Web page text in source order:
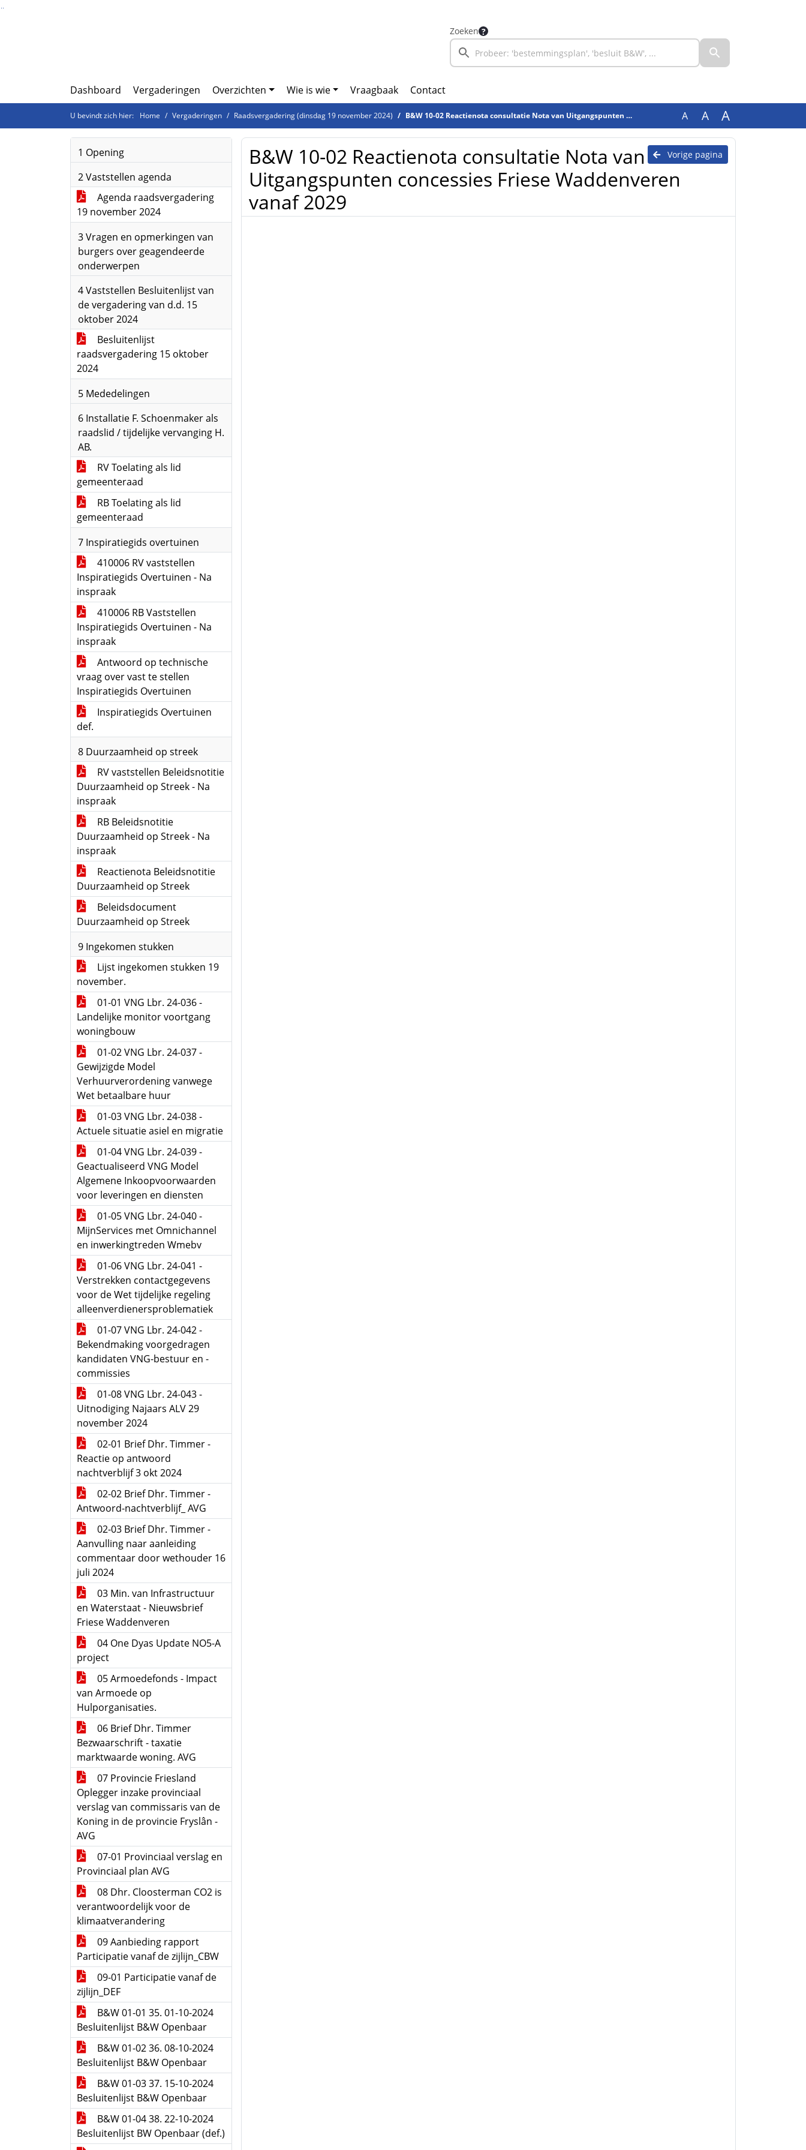
Zoeken
Dashboard Vergaderingen Overzichten Wie is wie Vraagbaak Contact
U bevindt zich hier: Home Vergaderingen Raadsvergadering (dinsdag 19 november 2024) B&W 10-02 Reactienota consultatie Nota van Uitgangspunten concessies Friese Waddenveren vanaf 2029 A A A
1 Opening
2 Vaststellen agenda
Agenda raadsvergadering
19 november 2024
3 Vragen en opmerkingen van
burgers over geagendeerde
onderwerpen
4 Vaststellen Besluitenlijst van
de vergadering van d.d. 15
oktober 2024
Besluitenlijst
raadsvergadering 15 oktober
2024
5 Mededelingen
6 Installatie F. Schoenmaker als
raadslid / tijdelijke vervanging H.
AB.
RV Toelating als lid
gemeenteraad
RB Toelating als lid
gemeenteraad
7 Inspiratiegids overtuinen
410006 RV vaststellen
Inspiratiegids Overtuinen - Na
inspraak
410006 RB Vaststellen
Inspiratiegids Overtuinen - Na
inspraak
Antwoord op technische
vraag over vast te stellen
Inspiratiegids Overtuinen
Inspiratiegids Overtuinen
def.
8 Duurzaamheid op streek
RV vaststellen Beleidsnotitie
Duurzaamheid op Streek - Na
inspraak
RB Beleidsnotitie
Duurzaamheid op Streek - Na
inspraak
Reactienota Beleidsnotitie
Duurzaamheid op Streek
Beleidsdocument
Duurzaamheid op Streek
9 Ingekomen stukken
Lijst ingekomen stukken 19
november.
01-01 VNG Lbr. 24-036 -
Landelijke monitor voortgang
woningbouw
01-02 VNG Lbr. 24-037 -
Gewijzigde Model
Verhuurverordening vanwege
Wet betaalbare huur
01-03 VNG Lbr. 24-038 -
Actuele situatie asiel en migratie
01-04 VNG Lbr. 24-039 -
Geactualiseerd VNG Model
Algemene Inkoopvoorwaarden
voor leveringen en diensten
01-05 VNG Lbr. 24-040 -
MijnServices met Omnichannel
en inwerkingtreden Wmebv
01-06 VNG Lbr. 24-041 -
Verstrekken contactgegevens
voor de Wet tijdelijke regeling
alleenverdienersproblematiek
01-07 VNG Lbr. 24-042 -
Bekendmaking voorgedragen
kandidaten VNG-bestuur en -
commissies
01-08 VNG Lbr. 24-043 -
Uitnodiging Najaars ALV 29
november 2024
02-01 Brief Dhr. Timmer -
Reactie op antwoord
nachtverblijf 3 okt 2024
02-02 Brief Dhr. Timmer -
Antwoord-nachtverblijf_ AVG
02-03 Brief Dhr. Timmer -
Aanvulling naar aanleiding
commentaar door wethouder 16
juli 2024
03 Min. van Infrastructuur
en Waterstaat - Nieuwsbrief
Friese Waddenveren
04 One Dyas Update NO5-A
project
05 Armoedefonds - Impact
van Armoede op
Hulporganisaties.
06 Brief Dhr. Timmer
Bezwaarschrift - taxatie
marktwaarde woning. AVG
07 Provincie Friesland
Oplegger inzake provinciaal
verslag van commissaris van de
Koning in de provincie Fryslân -
AVG
07-01 Provinciaal verslag en
Provinciaal plan AVG
08 Dhr. Cloosterman CO2 is
verantwoordelijk voor de
klimaatverandering
09 Aanbieding rapport
Participatie vanaf de zijlijn_CBW
09-01 Participatie vanaf de
zijlijn_DEF
B&W 01-01 35. 01-10-2024
Besluitenlijst B&W Openbaar
B&W 01-02 36. 08-10-2024
Besluitenlijst B&W Openbaar
B&W 01-03 37. 15-10-2024
Besluitenlijst B&W Openbaar
B&W 01-04 38. 22-10-2024
Besluitenlijst BW Openbaar (def.)
Vorige pagina
B&W 10-02 Reactienota consultatie Nota van
Uitgangspunten concessies Friese Waddenveren
vanaf 2029